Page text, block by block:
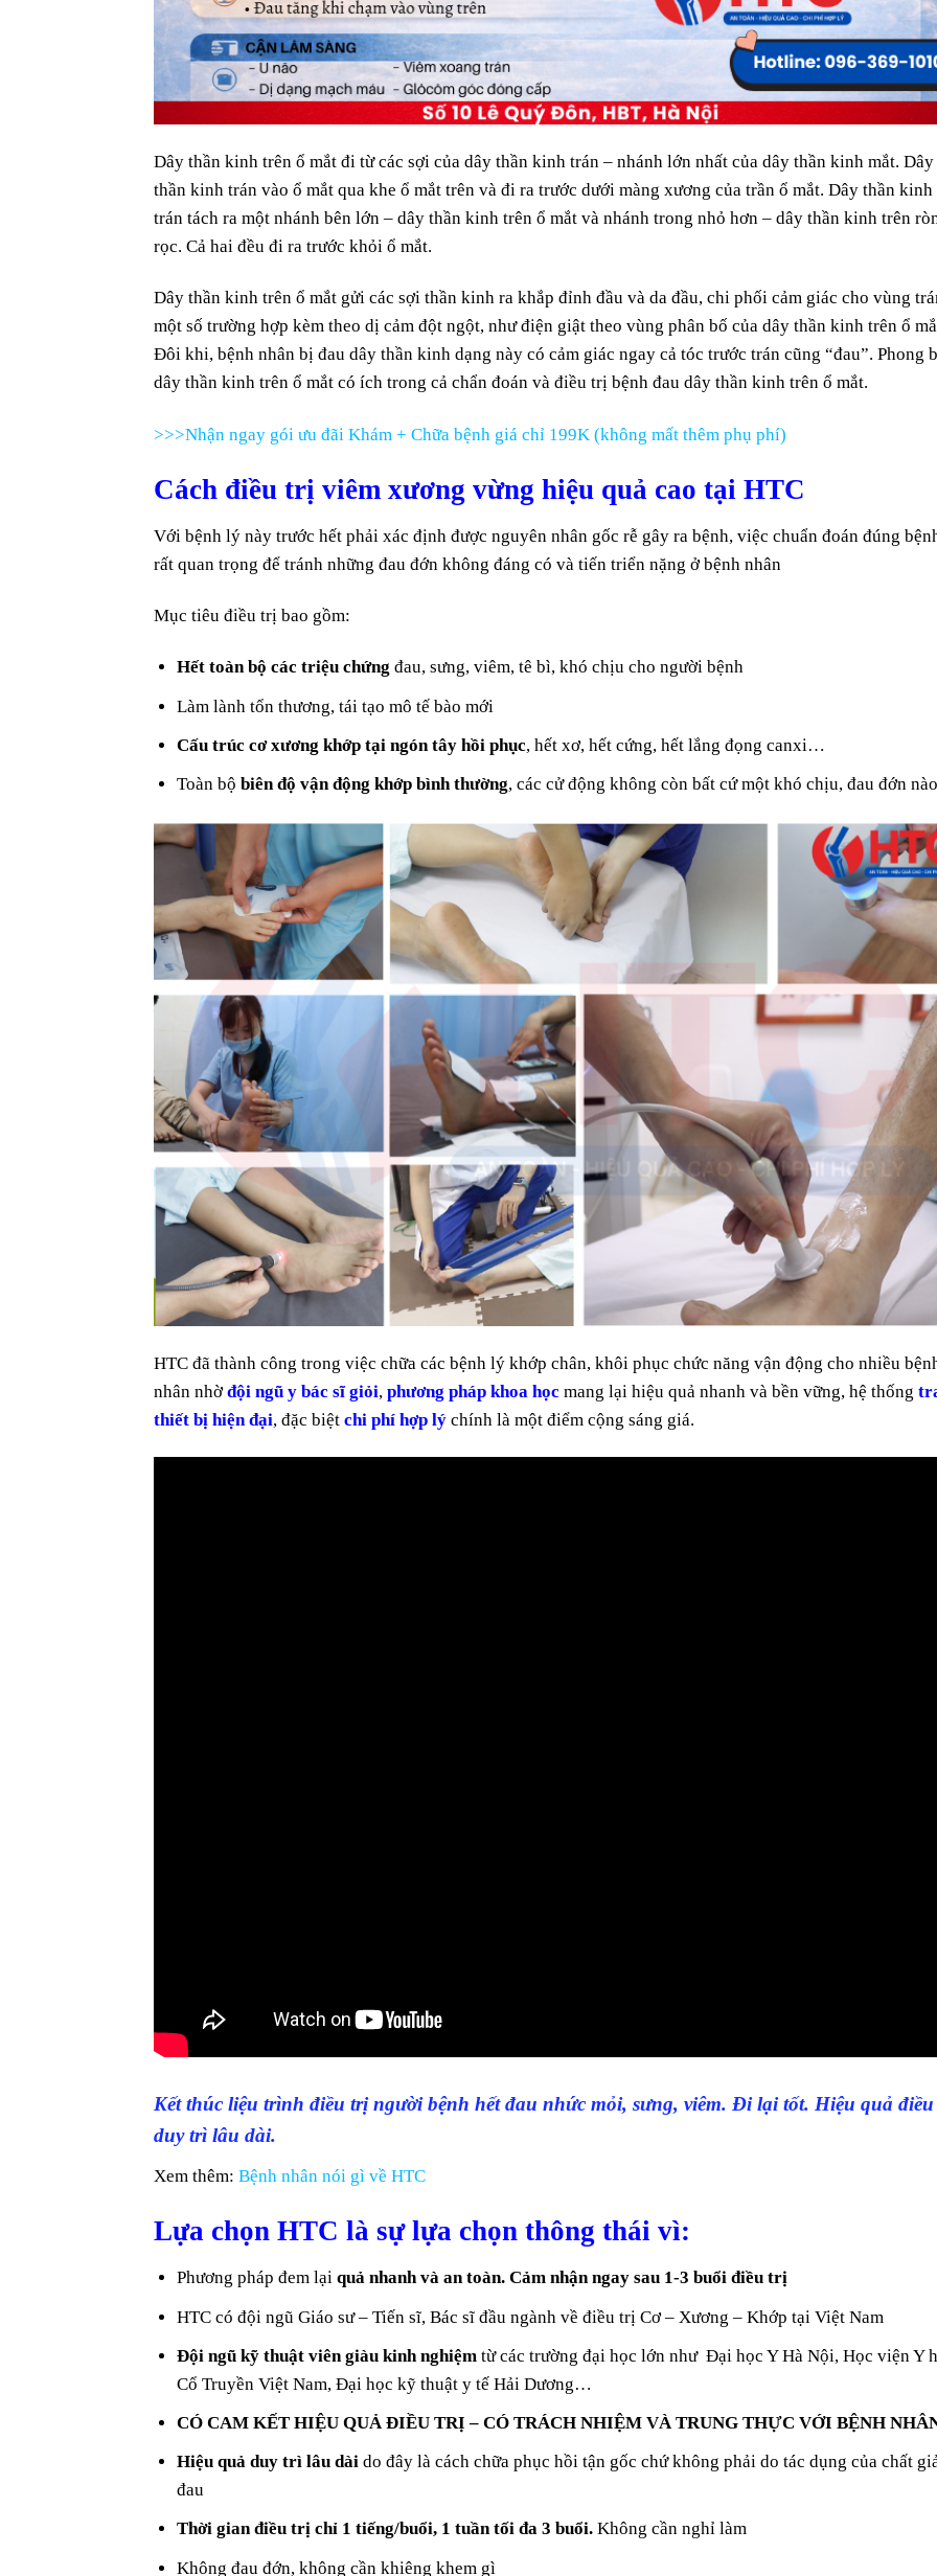
Dây thần kinh trên ổ mắt đi từ các sợi của dây thần kinh trán – nhánh lớn nhất của dây thần kinh mắt. Dây
thần kinh trán vào ổ mắt qua khe ổ mắt trên và đi ra trước dưới màng xương của trần ổ mắt. Dây thần kinh
trán tách ra một nhánh bên lớn – dây thần kinh trên ổ mắt và nhánh trong nhỏ hơn – dây thần kinh trên
rọc. Cả hai đều đi ra trước khỏi ổ mắt.
Dây thần kinh trên ổ mắt gửi các sợi thần kinh ra khắp đỉnh đầu và da đầu, chi phối cảm giác cho vùng
một số trường hợp kèm theo dị cảm đột ngột, như điện giật theo vùng phân bố của dây thần kinh trên ổ
Đôi khi, bệnh nhân bị đau dây thần kinh dạng này có cảm giác ngay cả tóc trước trán cũng “đau”. Phong
dây thần kinh trên ổ mắt có ích trong cả chẩn đoán và điều trị bệnh đau dây thần kinh trên ổ mắt.
>>>Nhận ngay gói ưu đãi Khám + Chữa bệnh giá chỉ 199K (không mất thêm phụ phí)
Cách điều trị viêm xương vừng hiệu quả cao tại HTC
Với bệnh lý này trước hết phải xác định được nguyên nhân gốc rễ gây ra bệnh, việc chuẩn đoán đúng
rất quan trọng để tránh những đau đớn không đáng có và tiến triển nặng ở bệnh nhân
Mục tiêu điều trị bao gồm:
Hết toàn bộ các triệu chứng đau, sưng, viêm, tê bì, khó chịu cho người bệnh
Làm lành tổn thương, tái tạo mô tế bào mới
Cấu trúc cơ xương khớp tại ngón tây hồi phục, hết xơ, hết cứng, hết lắng đọng canxi…
Toàn bộbiên độ vận động khớp bình thường, các cử động không còn bất cứ một khó chịu, đau đớn
HTC đã thành công trong việc chữa các bệnh lý khớp chân, khôi phục chức năng vận động cho nhiều
nhân nhờđội ngũ y bác sĩ giỏi, phương pháp khoa học mang lại hiệu quả nhanh và bền vững, hệ thống
thiết bị hiện đại, đặc biệt chi phí hợp lý chính là một điểm cộng sáng giá.
Kết thúc liệu trình điều trị người bệnh hết đau nhức mỏi, sưng, viêm. Đi lại tốt. Hiệu quả
duy trì lâu dài.
Xem thêm: Bệnh nhân nói gì về HTC
Lựa chọn HTC là sự lựa chọn thông thái vì:
Phương pháp đem lạiquả nhanh và an toàn. Cảm nhận ngay sau 1-3 buổi điều trị
HTC có đội ngũ Giáo sư – Tiến sĩ, Bác sĩ đầu ngành về điều trị Cơ – Xương – Khớp tại Việt Nam
Đội ngũ kỹ thuật viên giàu kinh nghiệm từ các trường đại học lớn như Đại học Y Hà Nội, Học viện Y
Cổ Truyền Việt Nam, Đại học kỹ thuật y tế Hải Dương…
CÓ CAM KẾT HIỆU QUẢ ĐIỀU TRỊ – CÓ TRÁCH NHIỆM VÀ TRUNG THỰC VỚI BỆNH
Hiệu quả duy trì lâu dài do đây là cách chữa phục hồi tận gốc chứ không phải do tác dụng của chất
đau
Thời gian điều trị chỉ 1 tiếng/buổi, 1 tuần tối đa 3 buổi. Không cần nghỉ làm
Không đau đớn, không cần khiêng khem gì